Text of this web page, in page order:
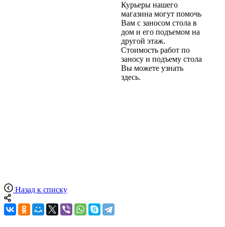
Курьеры нашего
магазина могут помочь
Вам с заносом стола в
дом и его подъемом на
другой этаж.
Стоимость работ по
заносу и подъему стола
Вы можете узнать
здесь.
Назад к списку